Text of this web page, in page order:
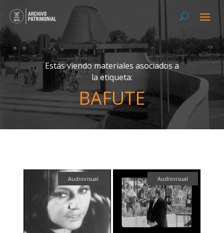
Estás viendo materiales asociados a
la etiqueta:
BAFUTE
Audiovisual Audiovisual